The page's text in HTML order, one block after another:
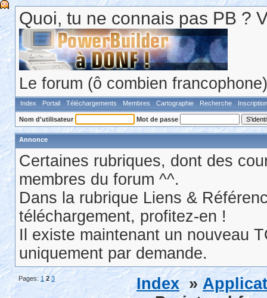
Quoi, tu ne connais pas PB ?
Le forum (ô combien
Index Portail Téléchargements Membres Cartographie Recherche Inscription
Nom d'utilisateur Mot de passe
Annonce
Certaines rubriques, dont des
membres du forum ^^.
Dans la rubrique Liens &
téléchargement, profitez-en !
Il existe maintenant un nouveau
uniquement par demande.
Pages: 1 2 3 Index »